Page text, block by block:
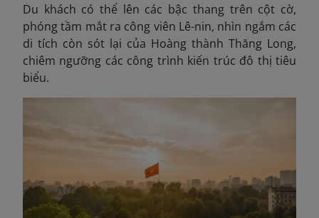
Du khách có thể lên các bậc thang trên cột cờ,
phóng tầm mắt ra công viên Lê-nin, nhìn ngắm các
di tích còn sót lại của Hoàng thành Thăng Long,
chiêm ngưỡng các công trình kiến trúc đô thị tiêu
biểu.